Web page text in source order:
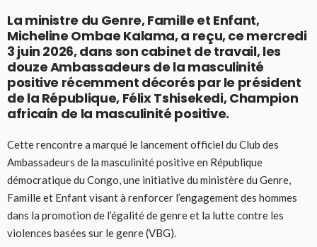
La ministre du Genre, Famille et Enfant,
Micheline Ombae Kalama, a reçu, ce mercredi
3 juin 2026, dans son cabinet de travail, les
douze Ambassadeurs de la masculinité
positive récemment décorés par le président
de la République, Félix Tshisekedi, Champion
africain de la masculinité positive.
Cette rencontre a marqué le lancement officiel du Club des
Ambassadeurs de la masculinité positive en République
démocratique du Congo, une initiative du ministère du Genre,
Famille et Enfant visant à renforcer l’engagement des hommes
dans la promotion de l’égalité de genre et la lutte contre les
violences basées sur le genre (VBG).